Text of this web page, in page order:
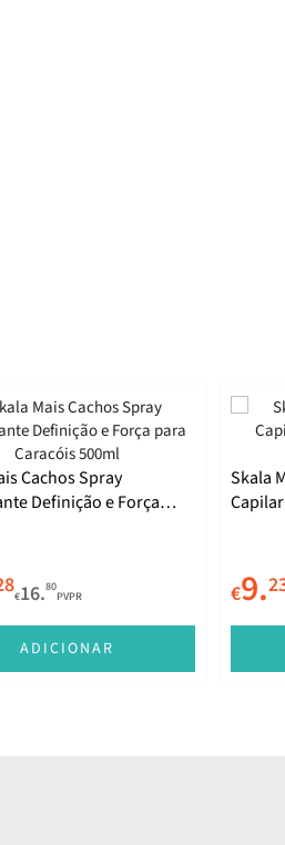
Cachos Spray
Definição e Força
€16.80
PVPR
ADICIONAR
Skala
€9.